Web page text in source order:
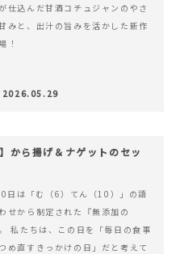
仕込んだ甘酒コチュジャンのやさ
みと、出汁の旨みを活かした新作
！
2026.05.29
から揚げ＆ナゲットのセッ
日は「む（6）てん（10）」の語
せから制定された『無添加の
私たちは、この日を「毎日の食事
め直すきっかけの日」だと考えて